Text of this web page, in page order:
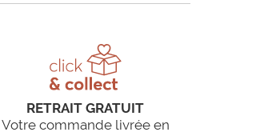
RETRAIT GRATUIT
Votre commande livrée en